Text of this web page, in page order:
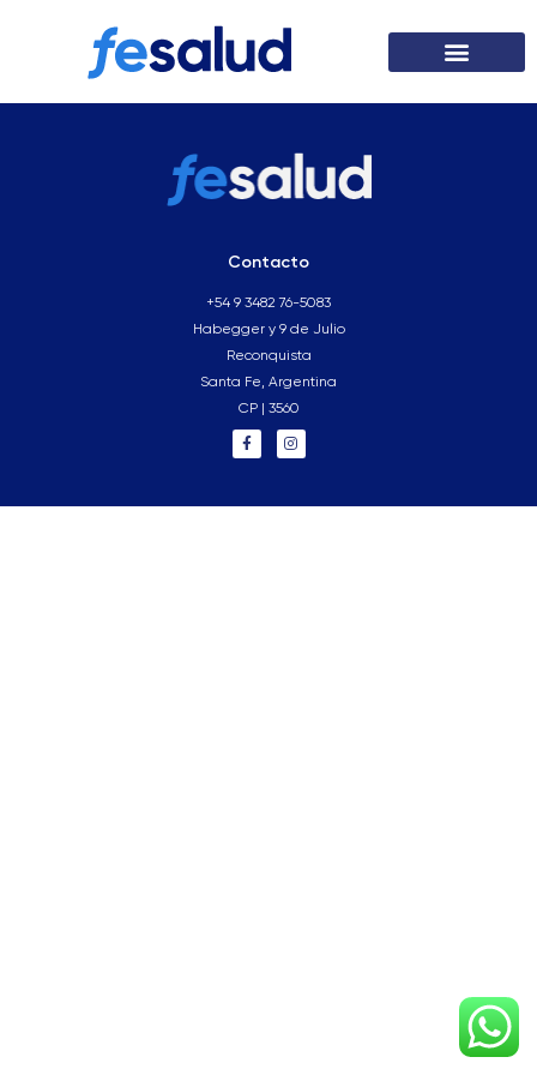
Contacto
+54 9 3482 76-5083
Habegger y 9 de Julio
Reconquista
Santa Fe, Argentina
CP | 3560